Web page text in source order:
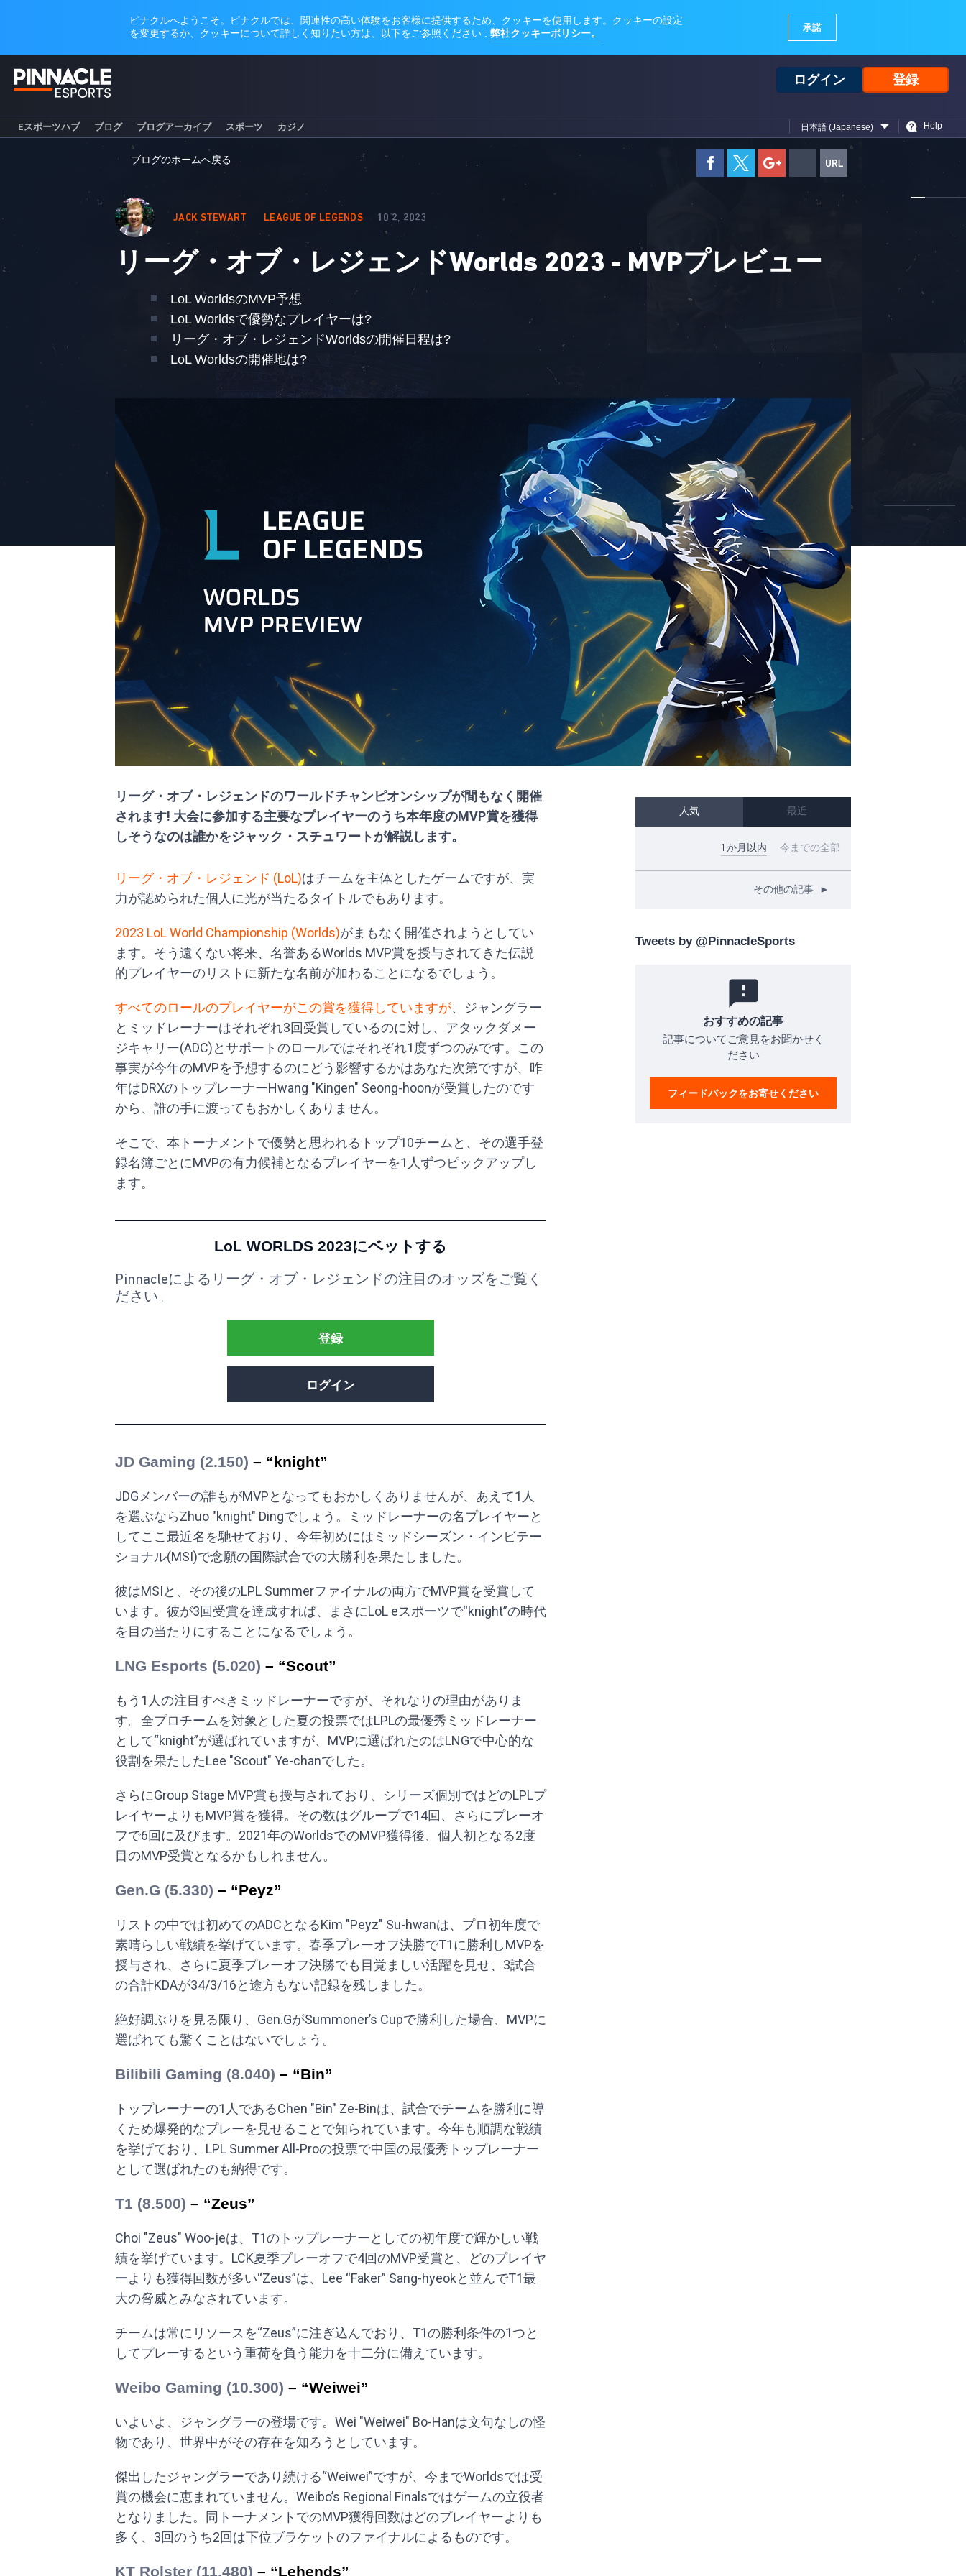
ログイン 登録
Eスポーツハブ ブログ ブログアーカイブ スポーツ カジノ 日本語 (Japanese) Help
ブログのホームへ戻る
JACK STEWART LEAGUE OF LEGENDS 10 2, 2023
リーグ・オブ・レジェンドWorlds 2023 - MVPプレビュー
LoL WorldsのMVP予想
LoL Worldsで優勢なプレイヤーは?
リーグ・オブ・レジェンドWorldsの開催日程は?
LoL Worldsの開催地は?
人気 最近
1か月以内 今までの全部
その他の記事 ►
Tweets by @PinnacleSports
おすすめの記事
記事についてご意見をお聞かせく
ださい
フィードバックをお寄せください
リーグ・オブ・レジェンドのワールドチャンピオンシップが間もなく開催
されます! 大会に参加する主要なプレイヤーのうち本年度のMVP賞を獲得
しそうなのは誰かをジャック・スチュワートが解説します。
リーグ・オブ・レジェンド (LoL)はチームを主体としたゲームですが、実
力が認められた個人に光が当たるタイトルでもあります。
2023 LoL World Championship (Worlds)がまもなく開催されようとしてい
ます。そう遠くない将来、名誉あるWorlds MVP賞を授与されてきた伝説
的プレイヤーのリストに新たな名前が加わることになるでしょう。
すべてのロールのプレイヤーがこの賞を獲得していますが、ジャングラー
とミッドレーナーはそれぞれ3回受賞しているのに対し、アタックダメー
ジキャリー(ADC)とサポートのロールではそれぞれ1度ずつのみです。この
事実が今年のMVPを予想するのにどう影響するかはあなた次第ですが、昨
年はDRXのトップレーナーHwang "Kingen" Seong-hoonが受賞したのです
から、誰の手に渡ってもおかしくありません。
そこで、本トーナメントで優勢と思われるトップ10チームと、その選手登
録名簿ごとにMVPの有力候補となるプレイヤーを1人ずつピックアップし
ます。
LoL WORLDS 2023にベットする
Pinnacleによるリーグ・オブ・レジェンドの注目のオッズをご覧く
ださい。
登録
ログイン
JD Gaming (2.150) – “knight”
JDGメンバーの誰もがMVPとなってもおかしくありませんが、あえて1人
を選ぶならZhuo "knight" Dingでしょう。ミッドレーナーの名プレイヤーと
してここ最近名を馳せており、今年初めにはミッドシーズン・インビテー
ショナル(MSI)で念願の国際試合での大勝利を果たしました。
彼はMSIと、その後のLPL Summerファイナルの両方でMVP賞を受賞して
います。彼が3回受賞を達成すれば、まさにLoL eスポーツで“knight”の時代
を目の当たりにすることになるでしょう。
LNG Esports (5.020) – “Scout”
もう1人の注目すべきミッドレーナーですが、それなりの理由がありま
す。全プロチームを対象とした夏の投票ではLPLの最優秀ミッドレーナー
として“knight”が選ばれていますが、MVPに選ばれたのはLNGで中心的な
役割を果たしたLee "Scout" Ye-chanでした。
さらにGroup Stage MVP賞も授与されており、シリーズ個別ではどのLPLプ
レイヤーよりもMVP賞を獲得。その数はグループで14回、さらにプレーオ
フで6回に及びます。2021年のWorldsでのMVP獲得後、個人初となる2度
目のMVP受賞となるかもしれません。
Gen.G (5.330) – “Peyz”
リストの中では初めてのADCとなるKim "Peyz" Su-hwanは、プロ初年度で
素晴らしい戦績を挙げています。春季プレーオフ決勝でT1に勝利しMVPを
授与され、さらに夏季プレーオフ決勝でも目覚ましい活躍を見せ、3試合
の合計KDAが34/3/16と途方もない記録を残しました。
絶好調ぶりを見る限り、Gen.GがSummoner’s Cupで勝利した場合、MVPに
選ばれても驚くことはないでしょう。
Bilibili Gaming (8.040) – “Bin”
トップレーナーの1人であるChen "Bin" Ze-Binは、試合でチームを勝利に導
くため爆発的なプレーを見せることで知られています。今年も順調な戦績
を挙げており、LPL Summer All-Proの投票で中国の最優秀トップレーナー
として選ばれたのも納得です。
T1 (8.500) – “Zeus”
Choi "Zeus" Woo-jeは、T1のトップレーナーとしての初年度で輝かしい戦
績を挙げています。LCK夏季プレーオフで4回のMVP受賞と、どのプレイヤ
ーよりも獲得回数が多い“Zeus”は、Lee “Faker” Sang-hyeokと並んでT1最
大の脅威とみなされています。
チームは常にリソースを“Zeus”に注ぎ込んでおり、T1の勝利条件の1つと
してプレーするという重荷を負う能力を十二分に備えています。
Weibo Gaming (10.300) – “Weiwei”
いよいよ、ジャングラーの登場です。Wei "Weiwei" Bo-Hanは文句なしの怪
物であり、世界中がその存在を知ろうとしています。
傑出したジャングラーであり続ける“Weiwei”ですが、今までWorldsでは受
賞の機会に恵まれていません。Weibo’s Regional Finalsではゲームの立役者
となりました。同トーナメントでのMVP獲得回数はどのプレイヤーよりも
多く、3回のうち2回は下位ブラケットのファイナルによるものです。
KT Rolster (11.480) – “Lehends”